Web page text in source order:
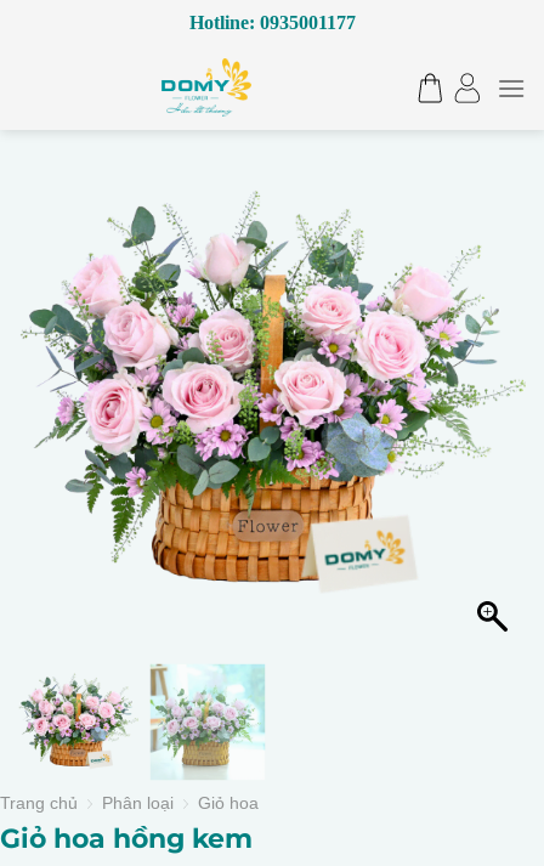
Hotline: 0935001177
Trang chủ Phân loại Giỏ hoa
Giỏ hoa hồng kem